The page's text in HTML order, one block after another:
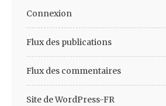
Connexion
Flux des publications
Flux des commentaires
Site de WordPress-FR